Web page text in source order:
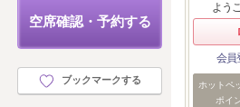
空席確認・予約する
ブックマークする
よう
会員
ホットペ
ポイ